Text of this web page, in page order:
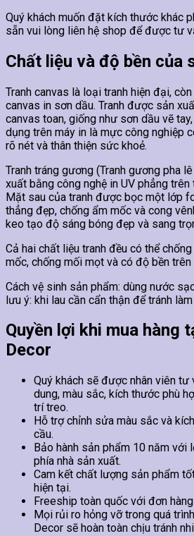
Quý khách muốn đặt kích thước khác
sẵn vui lòng liên hệ shop để được tư
Chất liệu và độ bền của
Tranh canvas là loại tranh hiện đại,
canvas in sơn dầu. Tranh được sản
canvas toan, giống như sơn dầu vẽ
dụng trên máy in là mực công nghiệp
rõ nét và thân thiện sức khoẻ.
Tranh tráng gương (Tranh gương pha
xuất bằng công nghệ in UV phẳng
Mặt sau của tranh được bọc một lớp
thẳng đẹp, chống ẩm mốc và cong
keo tạo độ sáng bóng đẹp và sang
Cả hai chất liệu tranh đều có thể
mốc, chống mối mọt và có độ bền
Cách vệ sinh sản phẩm: dùng nước
lưu ý: khi lau cần cẩn thận để tránh
Quyền lợi khi mua hàng
Decor
Quý khách sẽ được nhân viên tư
dung, màu sắc, kích thước phù
trí treo.
Hỗ trợ chỉnh sửa màu sắc và
cầu.
Bảo hành sản phẩm 10 năm với
phía nhà sản xuất.
Cam kết chất lượng sản phẩm
hiện tại.
Freeship toàn quốc với đơn
Mọi rủi ro hỏng vỡ trong quá
Decor sẽ hoàn toàn chịu tránh